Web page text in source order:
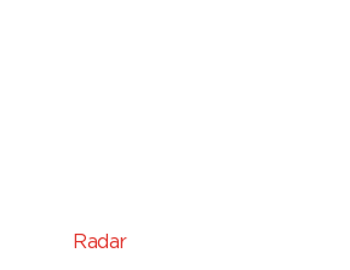
Radar